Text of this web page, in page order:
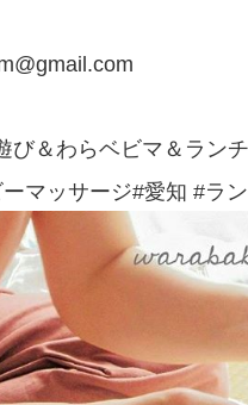
び＆わらベビマ＆ランチ
マッサージ#愛知 #ラ